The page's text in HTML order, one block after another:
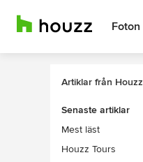
Foton
Artiklar från Houzz
Senaste artiklar
Mest läst
Houzz Tours